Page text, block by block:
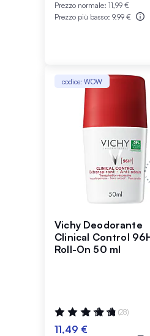
Prezzo normale: 11,99 €
Prezzo più basso: 9,99 €
codice: WOW
Vichy Deodorante
Clinical Control
Roll-On 50 ml
Valutazione:
99%
(28)
11,49 €